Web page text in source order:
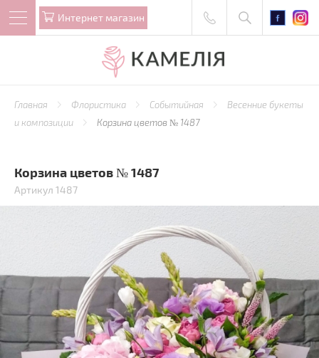
Интернет магазин
Главная Флористика Событийная
Весенние букеты
и композиции
Корзина цветов № 1487
Корзина цветов № 1487
Артикул 1487